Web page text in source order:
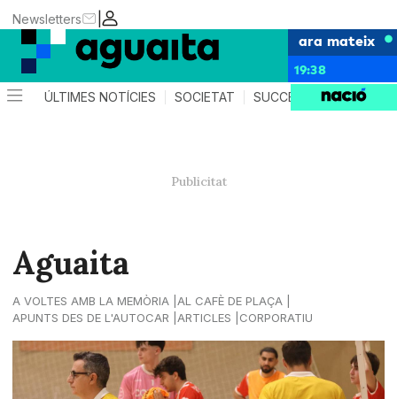
|
Newsletters
ara mateix
19:38
ÚLTIMES NOTÍCIES SOCIETAT SUCCESSOS AGENDA
Aguaita
A VOLTES AMB LA MEMÒRIA
AL CAFÈ DE PLAÇA
APUNTS DES DE L'AUTOCAR
ARTICLES CORPORATIU